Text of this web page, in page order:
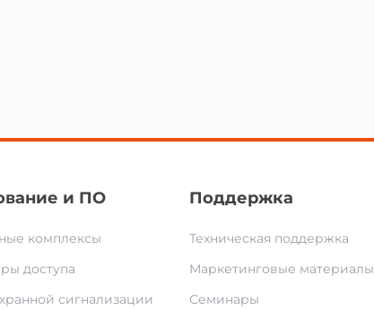
и ПО
комплексы
доступа
сигнализации
Поддержка
Техническая поддержка
Маркетинговые материалы
Семинары